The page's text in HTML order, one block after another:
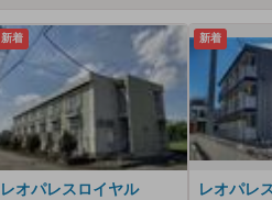
新着
レオパレスロイヤル
新着
レオパレ